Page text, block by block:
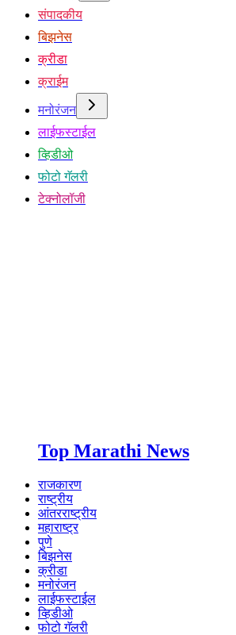
संपादकीय
बिझनेस
क्रीडा
क्राईम
मनोरंजन
लाईफस्टाईल
व्हिडीओ
फोटो गॅलरी
टेक्नोलॉजी
Top Marathi News
राजकारण
राष्ट्रीय
आंतरराष्ट्रीय
महाराष्ट्र
पुणे
बिझनेस
क्रीडा
मनोरंजन
लाईफस्टाईल
व्हिडीओ
फोटो गॅलरी